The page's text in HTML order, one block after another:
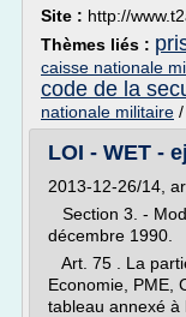
Site : http://
Thèmes liés :
caisse nationale
code de la
nationale militaire /
LOI - WET -
2013-12-26/14,
Section 3. -
décembre 1990.
Art. 75 . La
Economie, PME,
tableau annexé à